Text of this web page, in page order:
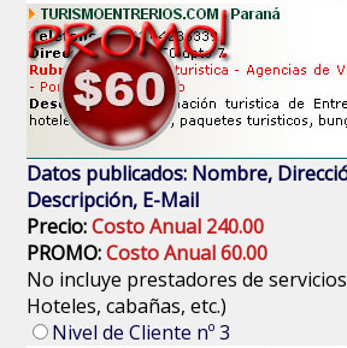
Datos publicados: Nombre,
Descripción, E-Mail
Precio:Costo Anual 240.00
PROMO:Costo Anual 60.00
No incluye prestadores de
Hoteles, cabañas, etc.)
Nivel de Cliente nº 3